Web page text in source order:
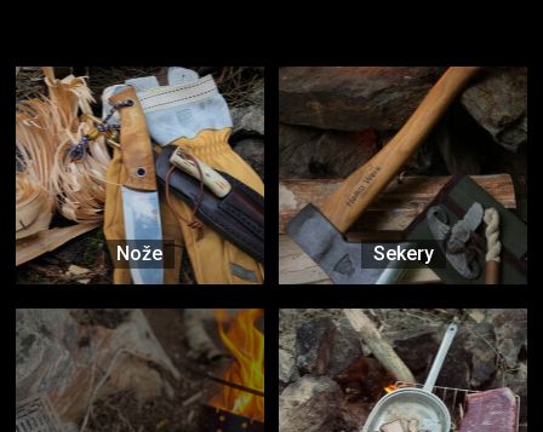
Nože Sekery